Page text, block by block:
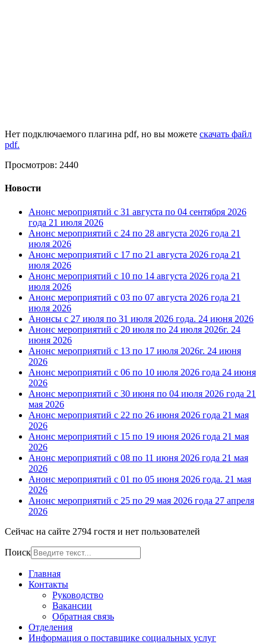
Нет подключаемого плагина pdf, но вы можете скачать файл
pdf.
Просмотров: 2440
Новости
Анонс мероприятий с 31 августа по 04 сентября 2026
года 21 июля 2026
Анонс мероприятий с 24 по 28 августа 2026 года 21
июля 2026
Анонс мероприятий с 17 по 21 августа 2026 года 21
июля 2026
Анонс мероприятий с 10 по 14 августа 2026 года 21
июля 2026
Анонс мероприятий с 03 по 07 августа 2026 года 21
июля 2026
Анонсы с 27 июля по 31 июля 2026 года. 24 июня 2026
Анонс мероприятий с 20 июля по 24 июля 2026г. 24
июня 2026
Анонс мероприятий с 13 по 17 июля 2026г. 24 июня
2026
Анонс мероприятий с 06 по 10 июля 2026 года 24 июня
2026
Анонс мероприятий с 30 июня по 04 июля 2026 года 21
мая 2026
Анонс мероприятий с 22 по 26 июня 2026 года 21 мая
2026
Анонс мероприятий с 15 по 19 июня 2026 года 21 мая
2026
Анонс мероприятий с 08 по 11 июня 2026 года 21 мая
2026
Анонс мероприятий с 01 по 05 июня 2026 года. 21 мая
2026
Анонс мероприятий с 25 по 29 мая 2026 года 27 апреля
2026
Сейчас на сайте 2794 гостя и нет пользователей
Поиск
Главная
Контакты
Руководство
Вакансии
Обратная связь
Отделения
Информация о поставщике социальных услуг